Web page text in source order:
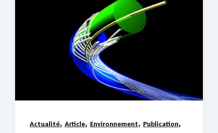
Actualité, Article, Environnement, Publication,